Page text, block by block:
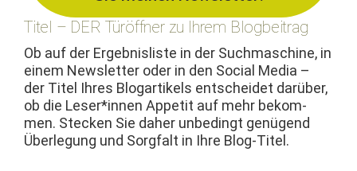
Titel – DER Türöffner zu Ihrem Blogbeitrag
Ob auf der Ergeb­nis­liste in der Such­mas­chine, in
einem Newslet­ter oder in den Social Media –
der Titel Ihres Blog­a­r­tikels entschei­det darüber,
ob die Leser*innen Appetit auf mehr bekom­
men. Steck­en Sie daher unbe­d­ingt genü­gend
Über­legung und Sorgfalt in Ihre Blog-Titel.